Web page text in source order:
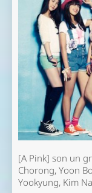
[A Pink] son un
Chorong, Yoon
Yookyung, Kim